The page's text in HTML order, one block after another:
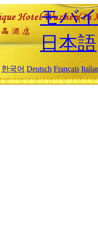
モバ
日本語
한국어 Deutsch Français